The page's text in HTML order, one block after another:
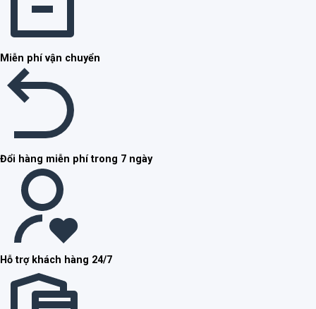
Miễn phí vận chuyển
Đổi hàng miễn phí trong 7 ngày
Hỗ trợ khách hàng 24/7